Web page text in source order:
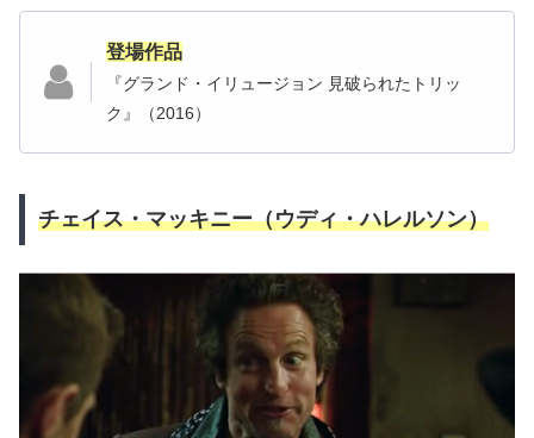
登場作品
『グランド・イリュージョン 見破られたトリッ
ク』（2016）
チェイス・マッキニー（ウディ・ハレルソン）